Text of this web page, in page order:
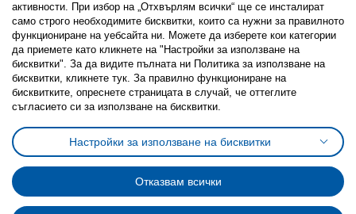
FacebookTwitterYoutubePinterestInstagram
Политика за използване на бисквитки (Cookies)
Избор на настройки за използване на бисквитки
Условия за ползване на ikea.bgОбща политика за личните данни
Политика за защита на личните данни на ikea.bg
Общи условия на програма IKEA Family
Политика за защита на лични данни на програма IKEA Family
активности. При избор на „Отхвърлям всички“ ще се инсталират
само строго необходимитe бисквитки, които са нужни за правилното
функциониране на уебсайта ни. Можете да изберете кои категории
да приемете като кликнете на "Настройки за използване на
бисквитки". За да видите пълната ни Политика за използване на
бисквитки, кликнете тук. За правилно функциониране на
бисквитките, опреснете страницата в случай, че оттеглите
съгласието си за използване на бисквитки.
Настройки за използване на бисквитки
Отказвам всички